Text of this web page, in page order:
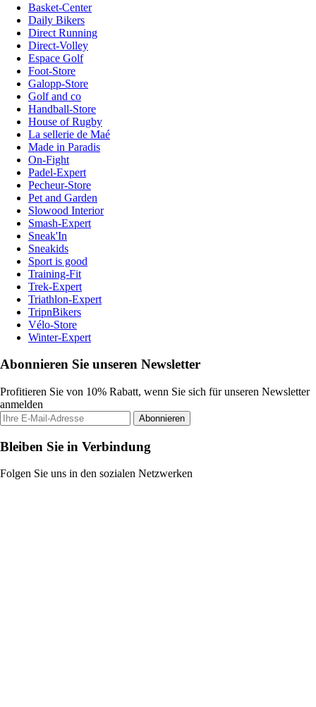
Basket-Center
Daily Bikers
Direct Running
Direct-Volley
Espace Golf
Foot-Store
Galopp-Store
Golf and co
Handball-Store
House of Rugby
La sellerie de Maé
Made in Paradis
On-Fight
Padel-Expert
Pecheur-Store
Pet and Garden
Slowood Interior
Smash-Expert
Sneak'In
Sneakids
Sport is good
Training-Fit
Trek-Expert
Triathlon-Expert
TripnBikers
Vélo-Store
Winter-Expert
Abonnieren Sie unseren Newsletter
Profitieren Sie von 10% Rabatt, wenn Sie sich für unseren Newsletter
anmelden
Abonnieren
Bleiben Sie in Verbindung
Folgen Sie uns in den sozialen Netzwerken